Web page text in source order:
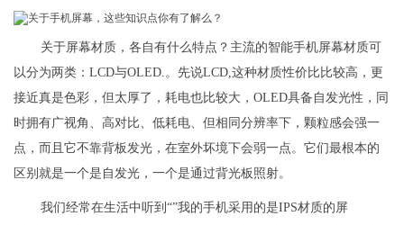
关于屏幕材质，各自有什么特点？主流的智能手机屏幕材质可
以分为两类：LCD与OLED.。先说LCD,这种材质性价比比较高，更
接近真是色彩，但太厚了，耗电也比较大，OLED具备自发光性，同
时拥有广视角、高对比、低耗电、但相同分辨率下，颗粒感会强一
点，而且它不靠背板发光，在室外坏境下会弱一点。它们最根本的
区别就是一个是自发光，一个是通过背光板照射。
我们经常在生活中听到“”我的手机采用的是IPS材质的屏